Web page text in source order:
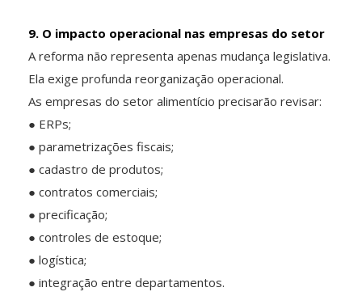
9. O impacto operacional nas empresas do setor
A reforma não representa apenas mudança legislativa.
Ela exige profunda reorganização operacional.
As empresas do setor alimentício precisarão revisar:
● ERPs;
● parametrizações fiscais;
● cadastro de produtos;
● contratos comerciais;
● precificação;
● controles de estoque;
● logística;
● integração entre departamentos.